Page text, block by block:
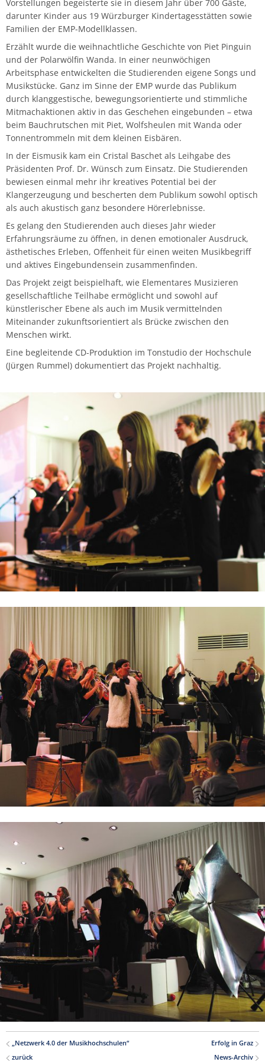
Vorstellungen begeisterte sie in diesem Jahr über 700 Gäste,
darunter Kinder aus 19 Würzburger Kindertagesstätten sowie
Familien der EMP-Modellklassen.
Erzählt wurde die weihnachtliche Geschichte von Piet Pinguin
und der Polarwölfin Wanda. In einer neunwöchigen
Arbeitsphase entwickelten die Studierenden eigene Songs und
Musikstücke. Ganz im Sinne der EMP wurde das Publikum
durch klanggestische, bewegungsorientierte und stimmliche
Mitmachaktionen aktiv in das Geschehen eingebunden – etwa
beim Bauchrutschen mit Piet, Wolfsheulen mit Wanda oder
Tonnentrommeln mit dem kleinen Eisbären.
In der Eismusik kam ein Cristal Baschet als Leihgabe des
Präsidenten Prof. Dr. Wünsch zum Einsatz. Die Studierenden
bewiesen einmal mehr ihr kreatives Potential bei der
Klangerzeugung und bescherten dem Publikum sowohl optisch
als auch akustisch ganz besondere Hörerlebnisse.
Es gelang den Studierenden auch dieses Jahr wieder
Erfahrungsräume zu öffnen, in denen emotionaler Ausdruck,
ästhetisches Erleben, Offenheit für einen weiten Musikbegriff
und aktives Eingebundensein zusammenfinden.
Das Projekt zeigt beispielhaft, wie Elementares Musizieren
gesellschaftliche Teilhabe ermöglicht und sowohl auf
künstlerischer Ebene als auch im Musik vermittelnden
Miteinander zukunftsorientiert als Brücke zwischen den
Menschen wirkt.
Eine begleitende CD-Produktion im Tonstudio der Hochschule
(Jürgen Rummel) dokumentiert das Projekt nachhaltig.
„Netzwerk 4.0 der Musikhochschulen“
Erfolg in Graz
zurück
News-Archiv
Musiktheaterkorrepetition
Musiktheorie
Orchesterleitung
Percussion
Streichinstrumente
Master of Music in Performance
Master of Music in Performance and Pedagogy
Günther Wich
Johannes Wolf
Musikwissenschaft/Musikermedizin
Fachgruppe Streichinstrumente